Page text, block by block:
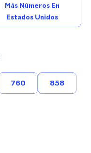
Más Números En
Estados Unidos
760 858